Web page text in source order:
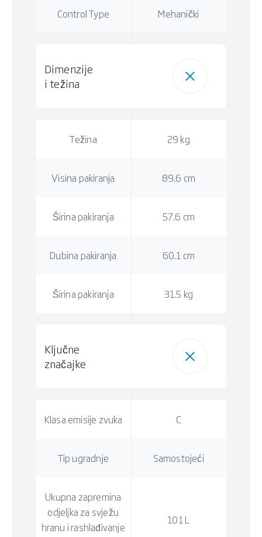
Control Type Mehanički
Dimenzije
i težina
Težina 29 kg
Visina pakiranja 89.6 cm
Širina pakiranja 57.6 cm
Dubina pakiranja 60.1 cm
Širina pakiranja 31.5 kg
Ključne
značajke
Klasa emisije zvuka C
Tip ugradnje Samostojeći
Ukupna zapremina
odjeljka za svježu
hranu i rashlađivanje
101 L